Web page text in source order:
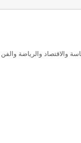
والاقتصاد والرياضة والفن